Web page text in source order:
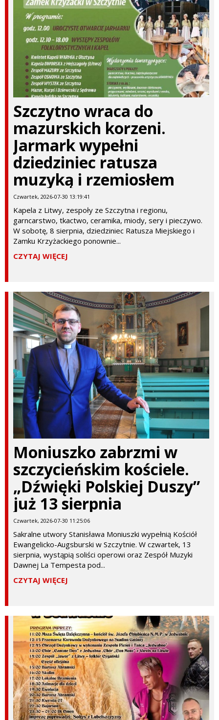
Szczytno wraca do
mazurskich korzeni.
Jarmark wypełni
dziedziniec ratusza
muzyką i rzemiosłem
Czwartek, 2026-07-30 13:19:41
Kapela z Litwy, zespoły ze Szczytna i regionu,
garncarstwo, tkactwo, ceramika, miody, sery i pieczywo.
W sobotę, 8 sierpnia, dziedziniec Ratusza Miejskiego i
Zamku Krzyżackiego ponownie...
CZYTAJ WIĘCEJ
Moniuszko zabrzmi w
szczycieńskim kościele.
„Dźwięki Polskiej Duszy”
już 13 sierpnia
Czwartek, 2026-07-30 11:25:06
Sakralne utwory Stanisława Moniuszki wypełnią Kościół
Ewangelicko-Augsburski w Szczytnie. W czwartek, 13
sierpnia, wystąpią soliści operowi oraz Zespół Muzyki
Dawnej La Tempesta pod...
CZYTAJ WIĘCEJ